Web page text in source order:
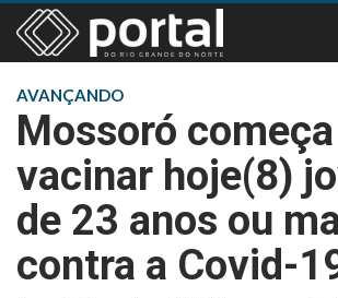
AVANÇANDO
Mossoró
vacinar hoje(8)
de 23 anos ou
contra a Covid-